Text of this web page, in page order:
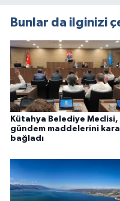
Bunlar da ilginizi
Kütahya Belediye Meclisi,
gündem maddelerini
bağladı